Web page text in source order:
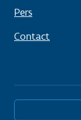
Pers
Contact